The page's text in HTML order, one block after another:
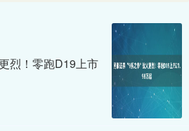
烈！零跑D19上市